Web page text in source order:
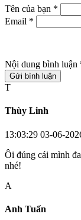
Tên của bạn *
Email *
Nội dung bình luận
Gửi bình luận
T
Thùy Linh
13:03:29 03-06-
Ôi đúng cái mình
nhé!
A
Anh Tuấn